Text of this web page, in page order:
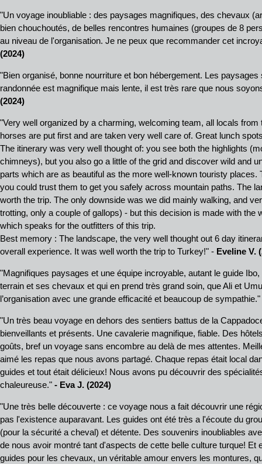
"Un voyage inoubliable : des paysages magnifiques, des chevaux
bien chouchoutés, de belles rencontres humaines (groupes de 8
au niveau de l'organisation. Je ne peux que recommander cet
(2024)
"Bien organisé, bonne nourriture et bon hébergement. Les paysages
randonnée est magnifique mais lente, il est très rare que nous
(2024)
"Very well organized by a charming, welcoming team, all locals from
horses are put first and are taken very well care of. Great lunch
The itinerary was very well thought of: you see both the highlights
chimneys), but you also go a little of the grid and discover wild and
parts which are as beautiful as the more well-known touristy places.
you could trust them to get you safely across mountain paths. The
worth the trip. The only downside was we did mainly walking, and
trotting, only a couple of gallops) - but this decision is made with the
which speaks for the outfitters of this trip.
Best memory : The landscape, the very well thought out 6 day
overall experience. It was well worth the trip to Turkey!" - Eveline V.
"Magnifiques paysages et une équipe incroyable, autant le guide
terrain et ses chevaux et qui en prend très grand soin, que Ali et
l’organisation avec une grande efficacité et beaucoup de
"Un très beau voyage en dehors des sentiers battus de la
bienveillants et présents. Une cavalerie magnifique, fiable. Des
goûts, bref un voyage sans encombre au delà de mes attentes.
aimé les repas que nous avons partagé. Chaque repas était local
guides et tout était délicieux! Nous avons pu découvrir des
chaleureuse." - Eva J. (2024)
"Une très belle découverte : ce voyage nous a fait découvrir une
pas l'existence auparavant. Les guides ont été très a l'écoute du
(pour la sécurité a cheval) et détente. Des souvenirs inoubliables
de nous avoir montré tant d'aspects de cette belle culture turque! Et
guides pour les chevaux, un véritable amour envers les montures,